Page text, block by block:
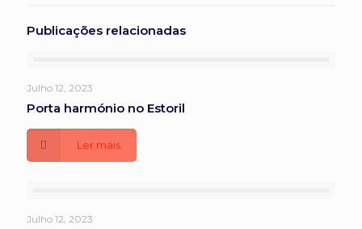
Publicações relacionadas
Julho 12, 2023
Porta harmónio no Estoril
Ler mais
Julho 12, 2023